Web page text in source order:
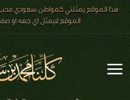
هذا الموقع يمثلني كمواطن سعودي محب
الموقع لايمثل اي جهه او